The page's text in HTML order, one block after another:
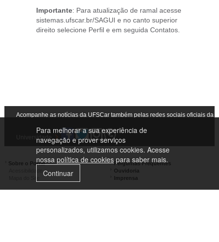
Para melhorar a sua experiência de
navegação e prover serviços
personalizados, utilizamos cookies. Acesse
nossa política de cookiespara saber mais.
Continuar
Importante: Para atualização de ramal acesse
sistemas.ufscar.br/SAGUI e no canto superior
direito selecione Perfil e em seguida Contatos.
Acompanhe as notícias da UFSCar também pelas redes sociais oficiais da
Universidade
Sobre o Portal
Perguntas Frequentes
Ouvidoria
Imprensa